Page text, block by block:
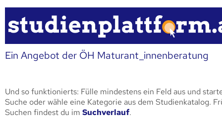
Ein Angebot der ÖH Maturant_innenberatung
Und so funktionierts: Fülle mindestens ein Feld aus und
Suche oder wähle eine Kategorie aus dem Studienkatalog.
Suchen findest du im Suchverlauf.